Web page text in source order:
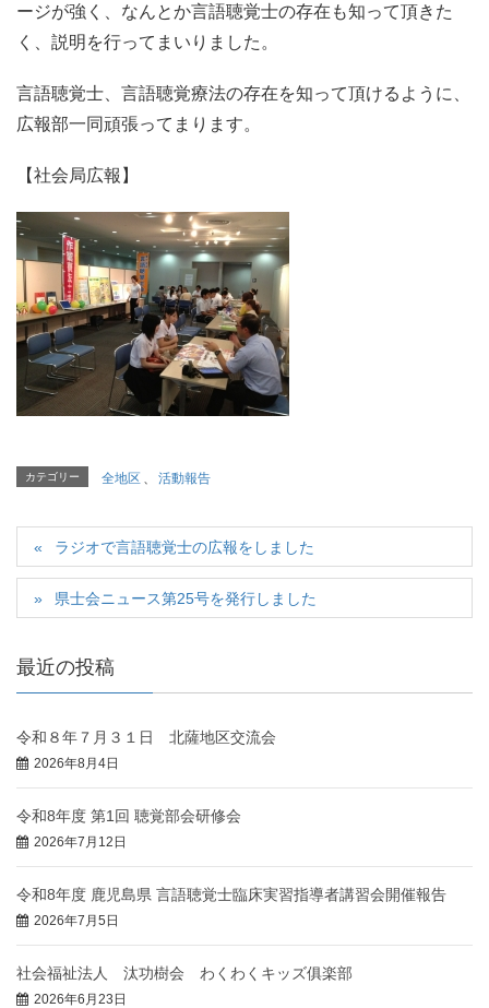
ージが強く、なんとか言語聴覚士の存在も知って頂きた
く、説明を行ってまいりました。
言語聴覚士、言語聴覚療法の存在を知って頂けるように、
広報部一同頑張ってまります。
【社会局広報】
カテゴリー 全地区 、 活動報告
ラジオで言語聴覚士の広報をしました
県士会ニュース第25号を発行しました
最近の投稿
令和８年７月３１日 北薩地区交流会
2026年8月4日
令和8年度 第1回 聴覚部会研修会
2026年7月12日
令和8年度 鹿児島県 言語聴覚士臨床実習指導者講習会開催報告
2026年7月5日
社会福祉法人 汰功樹会 わくわくキッズ俱楽部
2026年6月23日